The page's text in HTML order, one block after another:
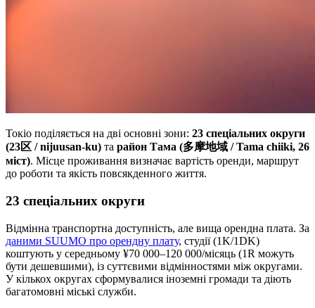
Токіо поділяється на дві основні зони: 23 спеціальних округи
(23区 / nijuusan-ku) та район Тама (多摩地域 / Tama chiiki, 26
міст). Місце проживання визначає вартість оренди, маршрут
до роботи та якість повсякденного життя.
23 спеціальних округи
Відмінна транспортна доступність, але вища орендна плата. За
даними SUUMO про орендну плату, студії (1K/1DK)
коштують у середньому ¥70 000–120 000/місяць (1R можуть
бути дешевшими), із суттєвими відмінностями між округами.
У кількох округах сформувалися іноземні громади та діють
багатомовні міські служби.